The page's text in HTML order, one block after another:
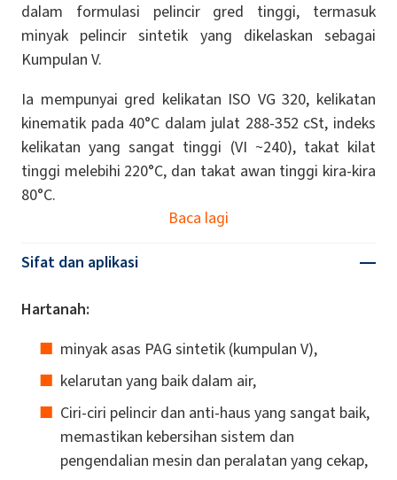
dalam formulasi pelincir gred tinggi, termasuk
minyak pelincir sintetik yang dikelaskan sebagai
Kumpulan V.
Ia mempunyai gred kelikatan ISO VG 320, kelikatan
kinematik pada 40°C dalam julat 288-352 cSt, indeks
kelikatan yang sangat tinggi (VI ~240), takat kilat
tinggi melebihi 220°C, dan takat awan tinggi kira-kira
80°C.
Baca lagi
Sifat dan aplikasi
Hartanah:
minyak asas PAG sintetik (kumpulan V),
kelarutan yang baik dalam air,
Ciri-ciri pelincir dan anti-haus yang sangat baik,
memastikan kebersihan sistem dan
pengendalian mesin dan peralatan yang cekap,